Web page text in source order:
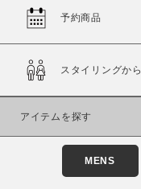
商品タイプ
通常商品
セール価格
予約商品
スタイリングか
アイテムを探す
MENS